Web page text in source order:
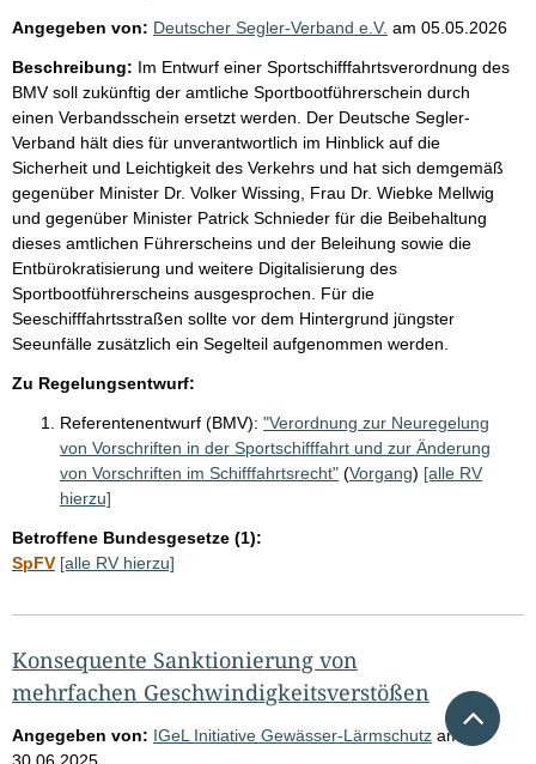
Angegeben von: Deutscher Segler-Verband e.V. am 05.05.2026
Beschreibung: Im Entwurf einer Sportschifffahrtsverordnung des
BMV soll zukünftig der amtliche Sportbootführerschein durch
einen Verbandsschein ersetzt werden. Der Deutsche Segler-
Verband hält dies für unverantwortlich im Hinblick auf die
Sicherheit und Leichtigkeit des Verkehrs und hat sich demgemäß
gegenüber Minister Dr. Volker Wissing, Frau Dr. Wiebke Mellwig
und gegenüber Minister Patrick Schnieder für die Beibehaltung
dieses amtlichen Führerscheins und der Beleihung sowie die
Entbürokratisierung und weitere Digitalisierung des
Sportbootführerscheins ausgesprochen. Für die
Seeschifffahrtsstraßen sollte vor dem Hintergrund jüngster
Seeunfälle zusätzlich ein Segelteil aufgenommen werden.
Zu Regelungsentwurf:
Referentenentwurf (BMV): "Verordnung zur Neuregelung
von Vorschriften in der Sportschifffahrt und zur Änderung
von Vorschriften im Schifffahrtsrecht" (Vorgang) [alle RV
hierzu]
Betroffene Bundesgesetze (1):
SpFV [alle RV hierzu]
Konsequente Sanktionierung von
mehrfachen Geschwindigkeitsverstößen
Angegeben von: IGeL Initiative Gewässer-Lärmschutz am
30.06.2025